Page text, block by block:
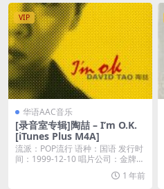
VIP
华语AAC音乐
[录音室专辑]陶喆 – I’m O.K.
[iTunes Plus M4A]
流派：POP流行 语种：国语 发行时
间：1999-12-10 唱片公司：金牌大
1 年前